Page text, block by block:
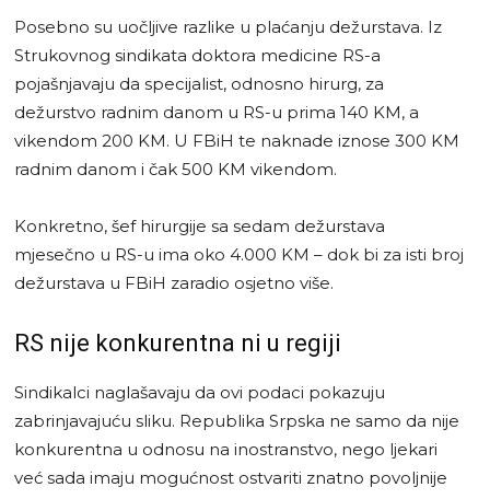
Posebno su uočljive razlike u plaćanju dežurstava. Iz
Strukovnog sindikata doktora medicine RS-a
pojašnjavaju da specijalist, odnosno hirurg, za
dežurstvo radnim danom u RS-u prima 140 KM, a
vikendom 200 KM. U FBiH te naknade iznose 300 KM
radnim danom i čak 500 KM vikendom.
Konkretno, šef hirurgije sa sedam dežurstava
mjesečno u RS-u ima oko 4.000 KM – dok bi za isti broj
dežurstava u FBiH zaradio osjetno više.
RS nije konkurentna ni u regiji
Sindikalci naglašavaju da ovi podaci pokazuju
zabrinjavajuću sliku. Republika Srpska ne samo da nije
konkurentna u odnosu na inostranstvo, nego ljekari
već sada imaju mogućnost ostvariti znatno povoljnije